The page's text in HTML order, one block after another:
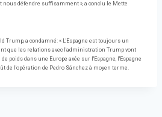
nous défendre suffisamment », a conclu le Mette
Trump, a condamné: « L'Espagne est toujours un
que les relations avec l'administration Trump vont
poids dans une Europe axée sur l'Espagne, l'Espagne
de l'opération de Pedro Sánchez à moyen terme.